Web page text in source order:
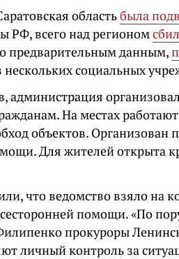
областьбыла
всего над регионом
предварительным данным,
нескольких социальных
администрация
На местах
объектов. Организован
Для жителей открыта
что ведомство взяло на
помощи. «По
прокуроры
личный контроль за